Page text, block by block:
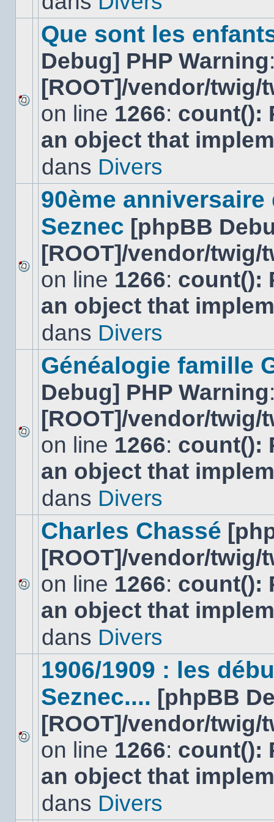
Aucun
nouveau
message
non-
dans
Que sont les
Debug] PHP Warning
[ROOT]/vendor/
on line 1266: count():
an object that
dans Divers
Aucun
nouveau
message
non-
dans
90ème
Seznec [phpBB
[ROOT]/vendor/
on line 1266: count():
an object that
dans Divers
Aucun
nouveau
message
non-
dans
Généalogie famille
Debug] PHP Warning
[ROOT]/vendor/
on line 1266: count():
an object that
dans Divers
Aucun
nouveau
message
Charles Chassé
[ROOT]/vendor/
on line 1266: count():
an object that
dans Divers
Aucun
nouveau
message
non-
dans
1906/1909 : les
Seznec.... [phpBB
[ROOT]/vendor/
on line 1266: count():
an object that
dans Divers